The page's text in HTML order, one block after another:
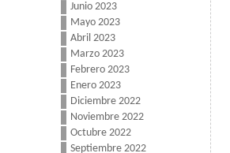
Junio 2023
Mayo 2023
Abril 2023
Marzo 2023
Febrero 2023
Enero 2023
Diciembre 2022
Noviembre 2022
Octubre 2022
Septiembre 2022